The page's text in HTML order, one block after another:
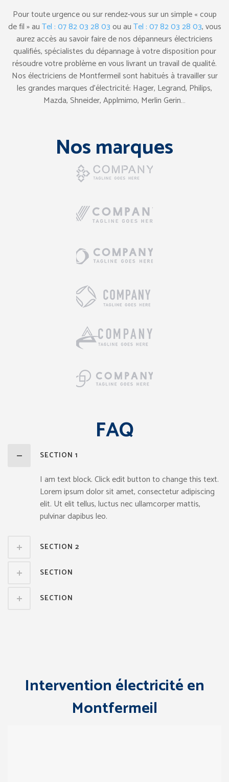
Pour toute urgence ou sur rendez-vous sur un simple « coup
de fil » auTel : 07 82 03 28 03ou auTel : 07 82 03 28 03, vous
aurez accès au savoir faire de nos dépanneurs électriciens
qualifiés, spécialistes du dépannage à votre disposition pour
résoudre votre problème en vous livrant un travail de qualité.
Nos électriciens de Montfermeil sont habitués à travailler sur
les grandes marques d’électricité: Hager, Legrand, Philips,
Mazda, Shneider, Applmimo, Merlin Gerin…
Nos marques
FAQ
SECTION 1
I am text block. Click edit button to change this text.
Lorem ipsum dolor sit amet, consectetur adipiscing
elit. Ut elit tellus, luctus nec ullamcorper mattis,
pulvinar dapibus leo.
SECTION 2
SECTION
SECTION
Intervention électricité en
Montfermeil